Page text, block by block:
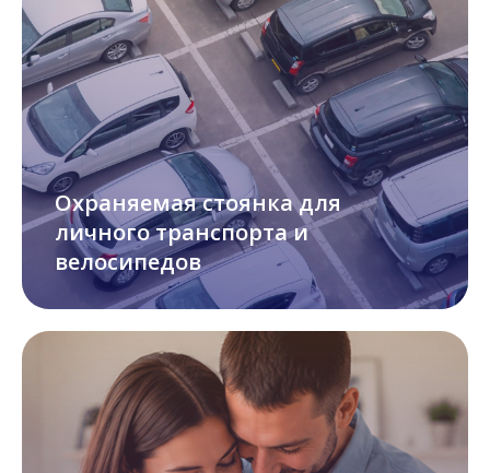
Охраняемая стоянка для
личного транспорта и
велосипедов